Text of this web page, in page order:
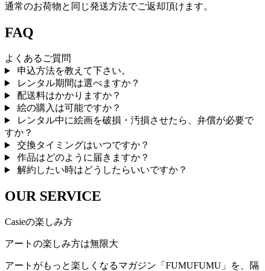
通常のお荷物と同じ発送方法でご返却頂けます。
FAQ
よくあるご質問
申込方法を教えて下さい。
レンタル期間は選べますか？
配送料はかかりますか？
絵の購入は可能ですか？
レンタル中に絵画を破損・汚損させたら、弁償が必要で
すか？
交換タイミングはいつですか？
作品はどのように届きますか？
解約したい時はどうしたらいいですか？
OUR SERVICE
Casieの楽しみ方
アートの楽しみ方は無限大
アートがもっと楽しくなるマガジン「FUMUFUMU」を、隔